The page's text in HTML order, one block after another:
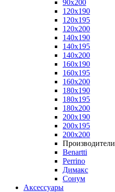
90x200
120x190
120x195
120x200
140x190
140x195
140x200
160x190
160x195
160x200
180x190
180x195
180x200
200x190
200x195
200x200
Производители
Benartti
Perrino
Димакс
Сонум
Аксессуары